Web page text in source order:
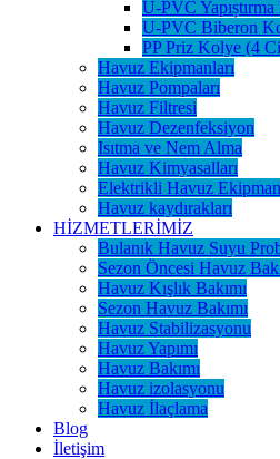
U-PVC
U-PVC Biberon
PP Priz Kolye (4
Havuz Ekipmanları
Havuz Pompaları
Havuz Filtresi
Havuz Dezenfeksiyon
Isıtma ve Nem Alma
Havuz Kimyasalları
Elektrikli Havuz
Havuz kaydırakları
HİZMETLERİMİZ
Bulanık Havuz Suyu
Sezon Öncesi Havuz
Havuz Kışlık Bakımı
Sezon Havuz Bakımı
Havuz Stabilizasyonu
Havuz Yapımı
Havuz Bakımı
Havuz izolasyonu
Havuz İlaçlama
Blog
İletişim